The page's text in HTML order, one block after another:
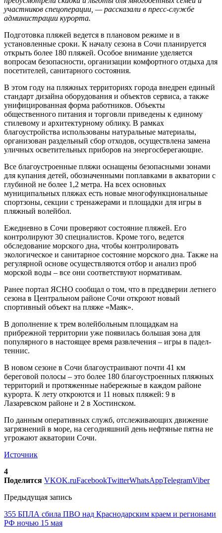
участников спецоперации, — рассказали в пресс-службе
администрации курорта.
Подготовка пляжей ведется в плановом режиме и в
установленные сроки. К началу сезона в Сочи планируется
открыть более 180 пляжей. Особое внимание уделяется
вопросам безопасности, организации комфортного отдыха для
посетителей, санитарного состояния.
В этом году на пляжных территориях города внедрен единый
стандарт дизайна оборудования и объектов сервиса, а также
унифицированная форма работников. Объекты
общественного питания и торговли приведены к единому
стилевому и архитектурному облику. В рамках
благоустройства использованы натуральные материалы,
организован раздельный сбор отходов, осуществлена замена
уличных осветительных приборов на энергосберегающие.
Все благоустроенные пляжи оснащены безопасными зонами
для купания детей, обозначенными поплавками в акватории с
глубиной не более 1,2 метра. На всех основных
муниципальных пляжах есть новые многофункциональные
спортзоны, секции с тренажерами и площадки для игры в
пляжный волейбол.
Ежедневно в Сочи проверяют состояние пляжей. Его
контролируют 30 специалистов. Кроме того, ведется
обследование морского дна, чтобы контролировать
экологическое и санитарное состояние морского дна. Также на
регулярной основе осуществляются отбор и анализ проб
морской воды – все они соответствуют нормативам.
Ранее портал ЯСНО сообщал о том, что в преддверии летнего
сезона в Центральном районе Сочи откроют новый
спортивный объект на пляже «Маяк».
В дополнение к трем волейбольным площадкам на
прибрежной территории уже появилась большая зона для
популярного в настоящее время развлечения – игры в падел-
теннис.
В новом сезоне в Сочи благоустраивают почти 41 км
береговой полосы – это более 180 благоустроенных пляжных
территорий и протяженные набережные в каждом районе
курорта. К лету откроются и 11 новых пляжей: 9 в
Лазаревском районе и 2 в Хостинском.
По данным оперативных служб, отслеживающих движение
загрязнений в море, на сегодняшний день нефтяные пятна не
угрожают акватории Сочи.
Источник
4
Поделится VKOK.ruFacebookTwitterWhatsAppTelegramViber
Предыдущая запись
355 БПЛА сбила ПВО над Краснодарским краем и регионами
РФ ночью 15 мая